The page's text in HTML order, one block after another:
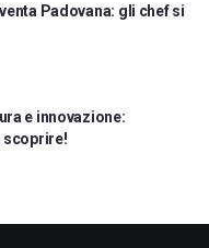
Padovana: gli chef si
e innovazione:
scoprire!